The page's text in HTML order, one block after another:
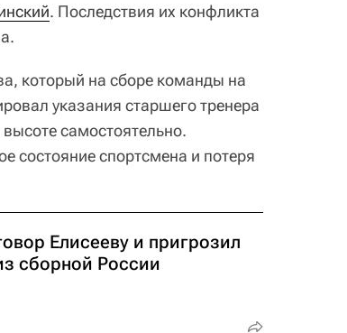
. Последствия их конфликта
который на сборе команды на
указания старшего тренера
самостоятельно.
состояние спортсмена и потеря
Елисееву и пригрозил
сборной России